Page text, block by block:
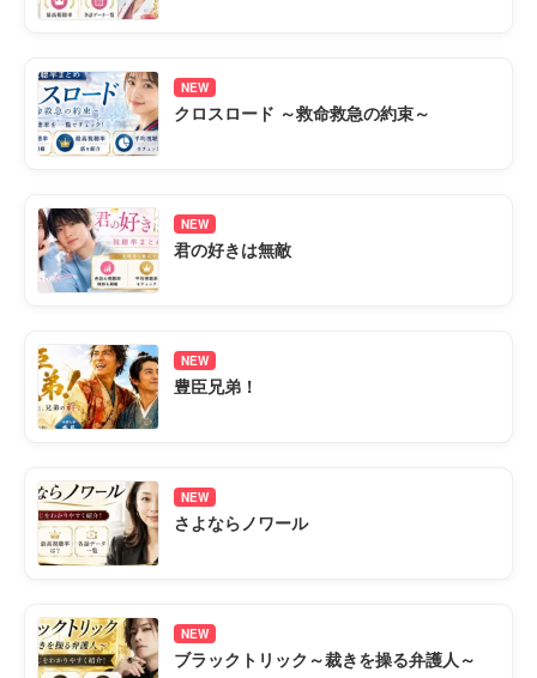
NEW
クロスロード ～救命救急の約束～
NEW
君の好きは無敵
NEW
豊臣兄弟！
NEW
さよならノワール
NEW
ブラックトリック～裁きを操る弁護人～